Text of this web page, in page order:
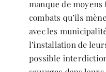
manque de moyens
combats qu’ils
avec les
l’installation de
possible